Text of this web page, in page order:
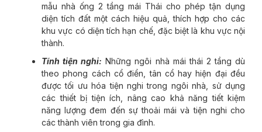
mẫu nhà ống 2 tầng mái Thái cho phép tận dụng
diện tích đất một cách hiệu quả, thích hợp cho các
khu vực có diện tích hạn chế, đặc biệt là khu vực nội
thành.
Tính tiện nghi: Những ngôi nhà mái thái 2 tầng dù
theo phong cách cổ điển, tân cổ hay hiện đại đều
được tối ưu hóa tiện nghi trong ngôi nhà, sử dụng
các thiết bị tiện ích, nâng cao khả năng tiết kiệm
năng lượng đem đến sự thoải mái và tiện nghi cho
các thành viên trong gia đình.